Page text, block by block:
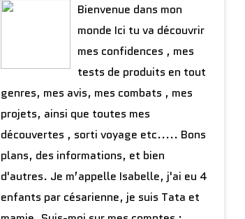
Bienvenue dans mon
monde Ici tu va découvrir
mes confidences , mes
tests de produits en tout
genres, mes avis, mes combats , mes
projets, ainsi que toutes mes
découvertes , sorti voyage etc..... Bons
plans, des informations, et bien
d'autres. Je m’appelle Isabelle, j'ai eu 4
enfants par césarienne, je suis Tata et